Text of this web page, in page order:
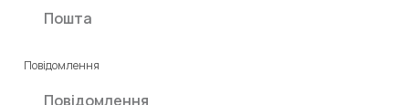
Повідомлення